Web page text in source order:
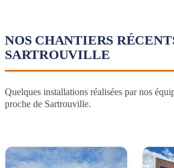
NOS CHANTIERS
SARTROUVILLE
Quelques installations réalisées par nos
proche de Sartrouville.